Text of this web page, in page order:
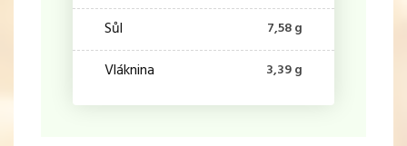
Sůl 7,58 g
Vláknina 3,39 g